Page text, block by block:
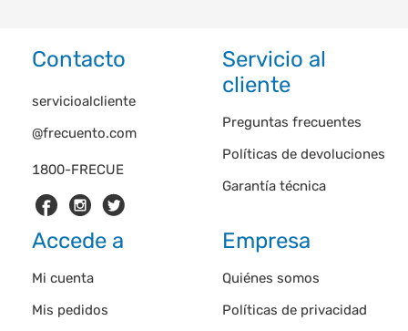
Contacto
1800-FRECUE
servicioalcliente
@frecuento.com
Servicio al
cliente
Preguntas frecuentes
Políticas de devoluciones
Garantía técnica
Accede a
Mi cuenta
Mis pedidos
Empresa
Quiénes somos
Políticas de privacidad